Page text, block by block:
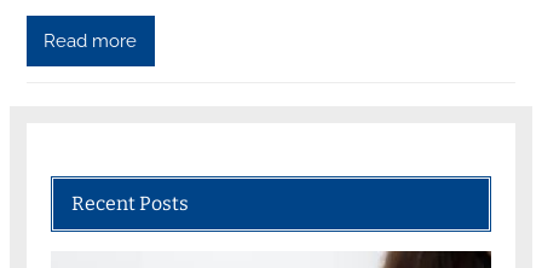
Read more
Recent Posts